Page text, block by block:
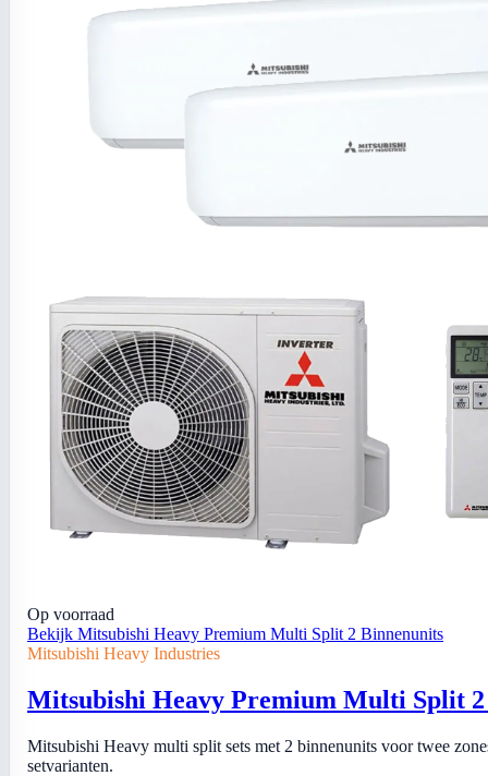
Op voorraad
Bekijk Mitsubishi Heavy Premium Multi Split 2 Binnenunits
Mitsubishi Heavy Industries
Mitsubishi Heavy Premium Multi Split
Mitsubishi Heavy multi split sets met 2 binnenunits voor twee
setvarianten.